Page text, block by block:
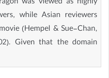
while Asian reviewers
(Hempel & Sue-Chan,
Given that the domain